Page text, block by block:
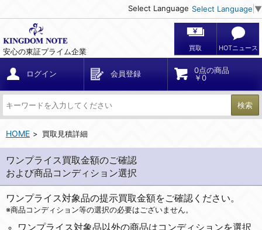
Select Language Select Language ▼
安心の東証プライム企業 買取 HOTニュース
ログイン 会員登録
0点の商品
￥0
検索
HOME 買取見積詳細
ワンプライス買取金額のご確認
および商品コンディション選択
ワンプライス対象品の提示買取金額をご確認ください。
※商品コンディション等の選択の必要はございません。
ワンプライス対象品以外の商品はコンディションを選択